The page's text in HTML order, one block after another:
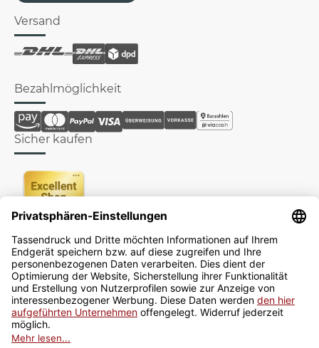
Versand
Bezahlmöglichkeit
Sicher kaufen
Newsletter